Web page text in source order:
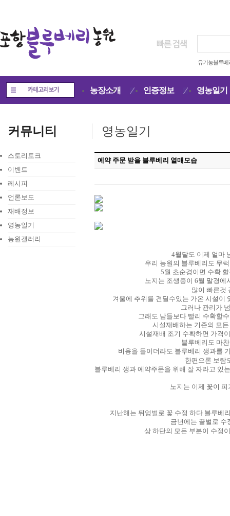
유기농블루베
농장소개 인증정보 영농일기
커뮤니티
스토리토크
이벤트
레시피
언론보도
재배정보
영농일기
농원갤러리
영농일기
예약 주문 받을 블루베리 열매모습
4월달도 이제 얼마
우리 농원의 블루베리도 무
5월 초순경이면 수확
노지는 조생종이 6월 말경에
많이 빠른것
겨울에 추위를 견딜수있는 가온 시설이
그러나 관리가
그래도 남들보다 빨리 수확할
시설재배하는 기존의 모
시설재배 조기 수확하면 가격
블루베리도 마
비용을 들이더라도 블루베리 생과를
한편으론 보람
블루베리 생과 예약주문을 위해 잘 자라고 있
노지는 이제 꽃이
지난해는 뒤엉벌로 꽃 수정 하다 블루베
금년에는 꿀벌로 수
상 하단의 모든 부분이 수정